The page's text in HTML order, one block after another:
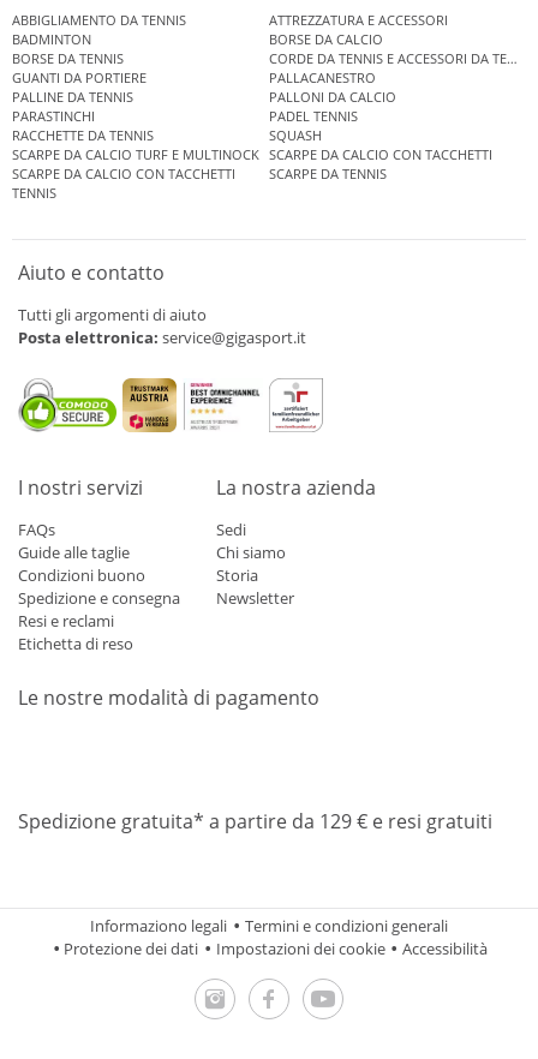
ABBIGLIAMENTO DA TENNIS
ATTREZZATURA E ACCESSORI
BADMINTON
BORSE DA CALCIO
BORSE DA TENNIS
CORDE DA TENNIS E ACCESSORI DA TENNIS
GUANTI DA PORTIERE
PALLACANESTRO
PALLINE DA TENNIS
PALLONI DA CALCIO
PARASTINCHI
PADEL TENNIS
RACCHETTE DA TENNIS
SQUASH
SCARPE DA CALCIO TURF E MULTINOCK SCARPE DA CALCIO CON TACCHETTI
SCARPE DA CALCIO CON TACCHETTI
SCARPE DA TENNIS
TENNIS
Aiuto e contatto
Tutti gli argomenti di aiuto
Posta elettronica: service@gigasport.it
I nostri servizi
FAQs
Guide alle taglie
Condizioni buono
Spedizione e consegna
Resi e reclami
Etichetta di reso
La nostra azienda
Sedi
Chi siamo
Storia
Newsletter
Le nostre modalità di pagamento
Spedizione gratuita* a partire da 129 € e resi gratuiti
Informaziono legali
Termini e condizioni generali
Protezione dei dati
Impostazioni dei cookie Accessibilità